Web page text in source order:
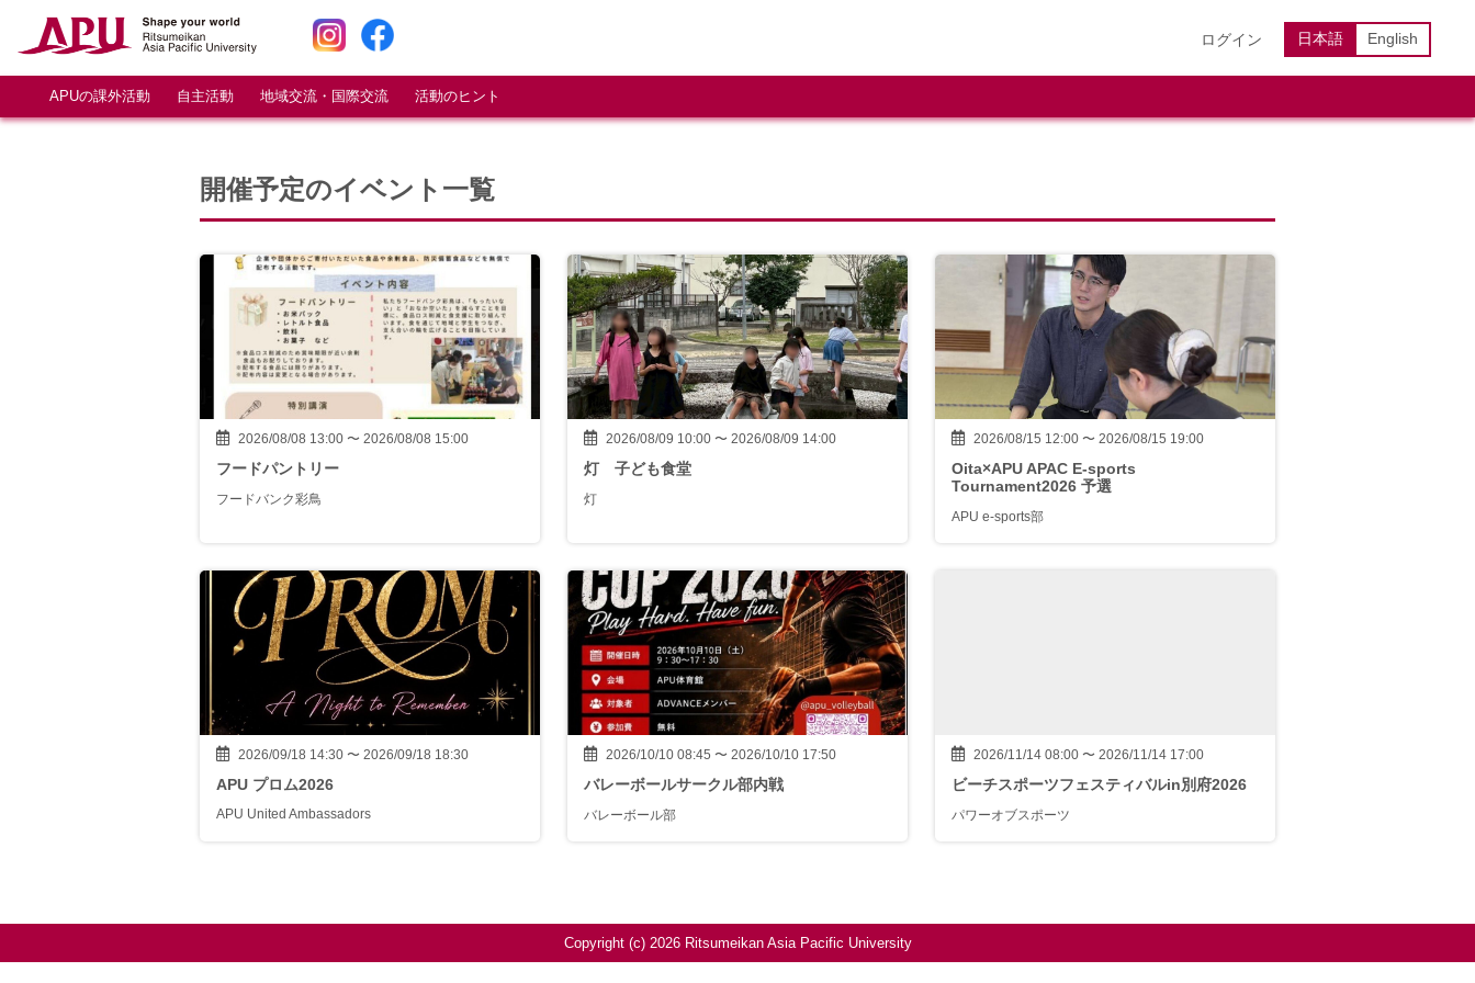
ログイン 日本語 English
APUの課外活動 自主活動 地域交流・国際交流 活動のヒント
開催予定のイベント一覧
2026/08/08 13:00 〜 2026/08/08 15:00
フードパントリー
フードバンク彩鳥
2026/08/09 10:00 〜 2026/08/09 14:00
灯 子ども食堂
灯
2026/08/15 12:00 〜 2026/08/15 19:00
Oita×APU APAC E-sports
Tournament2026 予選
APU e-sports部
2026/09/18 14:30 〜 2026/09/18 18:30
APU プロム2026
APU United Ambassadors
2026/10/10 08:45 〜 2026/10/10 17:50
バレーボールサークル部内戦
バレーボール部
2026/11/14 08:00 〜 2026/11/14 17:00
ビーチスポーツフェスティバルin別府2026
パワーオブスポーツ
Copyright (c) 2026 Ritsumeikan Asia Pacific University